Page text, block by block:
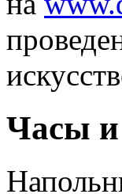
Часы и